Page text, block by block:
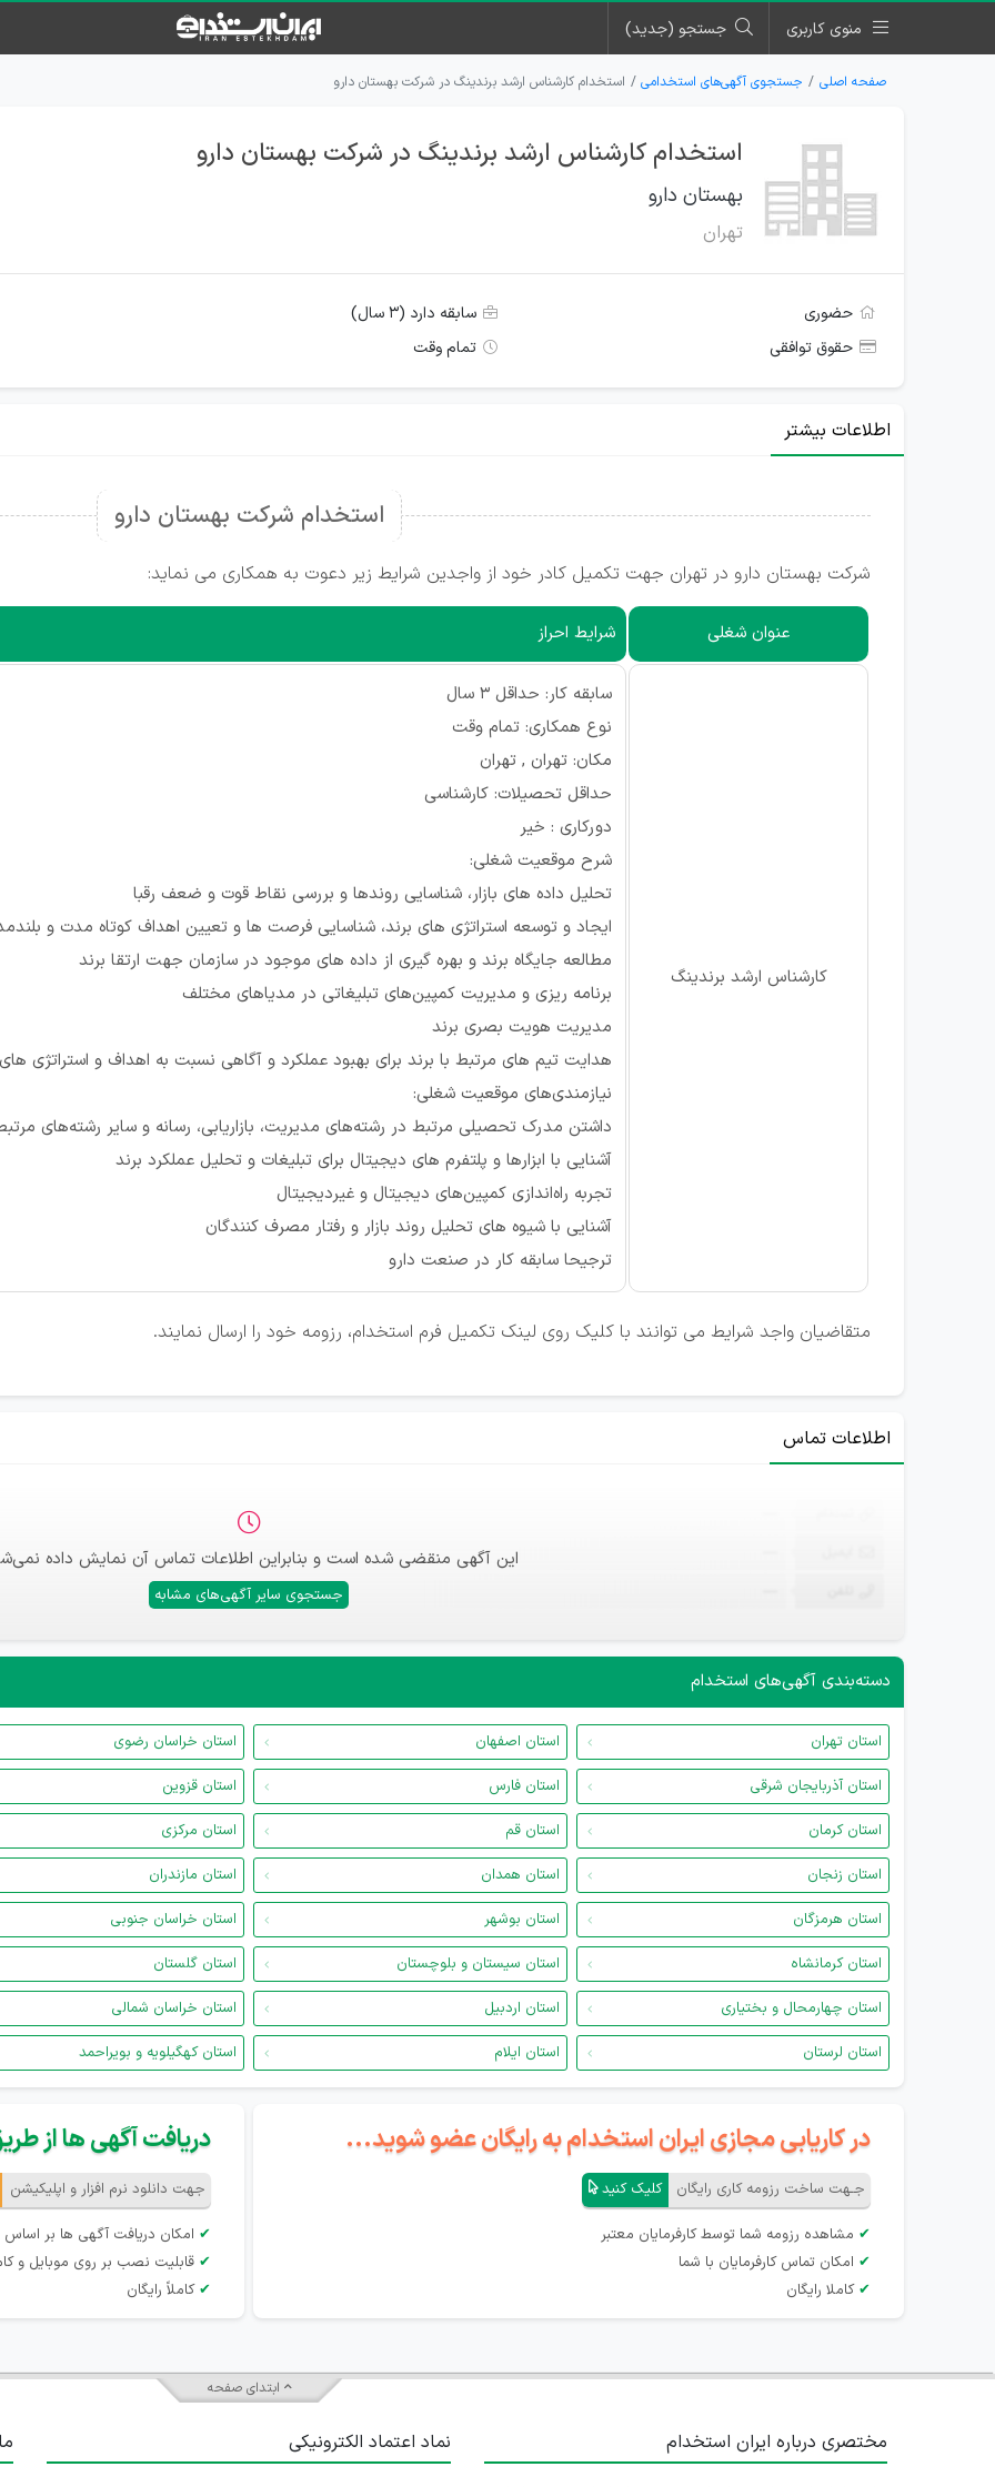
منوی کاربری جستجو (جدید)
صفحه اصلی جستجوی آگهی‌های استخدامی استخدام کارشناس ارشد برندینگ در شرکت بهستان دارو
استخدام کارشناس ارشد برندینگ در شرکت بهستان دارو
بهستان دارو
تهران
حضوری
سابقه دارد (۳ سال)
حقوق توافقی
تمام وقت
اطلاعات بیشتر
استخدام شرکت بهستان دارو
شرکت بهستان دارو در تهران جهت تکمیل کادر خود از واجدین شرایط زیر دعوت به همکاری می نماید:
عنوان شغلی شرایط احراز
کارشناس ارشد برندینگ
سابقه کار: حداقل 3 سال
نوع همکاری: تمام وقت
مکان: تهران , تهران
حداقل تحصیلات: کارشناسی
دورکاری : خیر
شرح موقعیت شغلی:
تحلیل داده های بازار، شناسایی روندها و بررسی نقاط قوت و ضعف رقبا
ایجاد و توسعه استراتژی های برند، شناسایی فرصت ها و تعیین اهداف کوتاه مدت و
مطالعه جایگاه برند و بهره گیری از داده های موجود در سازمان جهت ارتقا برند
برنامه ریزی و مدیریت کمپین‌های تبلیغاتی در مدیاهای مختلف
مدیریت هویت بصری برند
هدایت تیم های مرتبط با برند برای بهبود عملکرد و آگاهی نسبت به اهداف و استراتژی
نیازمندی‌های موقعیت شغلی:
داشتن مدرک تحصیلی مرتبط در رشته‌های مدیریت، بازاریابی، رسانه و سایر رشته‌های
آشنایی با ابزارها و پلتفرم های دیجیتال برای تبلیغات و تحلیل عملکرد برند
تجربه راه‌اندازی کمپین‌های دیجیتال و غیردیجیتال
آشنایی با شیوه های تحلیل روند بازار و رفتار مصرف کنندگان
ترجیحا سابقه کار در صنعت دارو
متقاضیان واجد شرایط می توانند با کلیک روی لینک تکمیل فرم استخدام، رزومه خود را ارسال نمایند.
اطلاعات تماس
این آگهی منقضی شده است و بنابراین اطلاعات تماس آن نمایش داده
جستجوی سایر آگهی‌های مشابه
دسته‌بندی آگهی‌های استخدام
استان تهران استان اصفهان
استان خراسان رضوی
استان آذربایجان شرقی
استان فارس
استان قزوین
استان کرمان
استان قم
استان مرکزی
استان زنجان
استان همدان
استان مازندران
استان هرمزگان
استان بوشهر
استان خراسان جنوبی
استان کرمانشاه
استان سیستان و بلوچستان
استان گلستان
استان چهارمحال و بختیاری
استان اردبیل
استان خراسان شمالی
استان لرستان
استان ایلام استان کهگیلویه و بویراحمد
در کاریابی مجازی ایران استخدام به رایگان عضو شوید...
جـهت ساخت رزومه کاری رایگان کلیک کنید
✔ مشاهده رزومه شما توسط کارفرمایان معتبر
✔ امکان تماس کارفرمایان با شما
✔ کاملا رایگان
دریافت آگهی ها از
جهت دانلود نرم افزار و اپلیکیشن
✔ امکان دریافت آگهی ها بر
✔ قابلیت نصب بر روی موبایل و
✔ کاملاً رایگان
ابتدای صفحه
مختصری درباره ایران استخدام نماد اعتماد الکترونیکی